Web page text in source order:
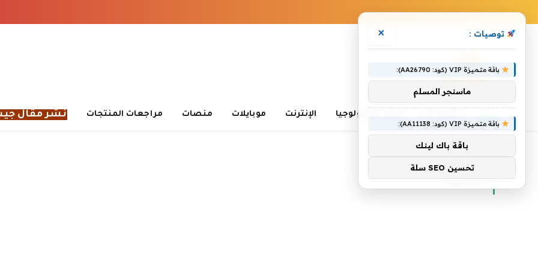
تعلم التكنولوجيا الإنترنت موبايلات منصات مراجعات المنتجات نشر مقال
»تحجبها
تحجبها
توصيات : ×
باقة متميزة VIP (كود: AA26790):
ماسنجر المسلم
باقة متميزة VIP (كود: AA11138):
باقة باك لينك
تحسين SEO سلة